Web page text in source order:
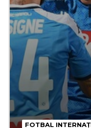
FOTBAL